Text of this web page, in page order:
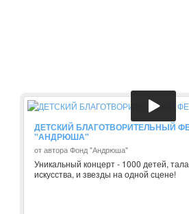
ДЕТСКИЙ БЛАГОТВОРИТЕЛЬНЫЙ
"АНДРЮША"
от автора Фонд "Андрюша"
Уникальный концерт - 1000 детей,
искусства, и звезды на одной сцене!